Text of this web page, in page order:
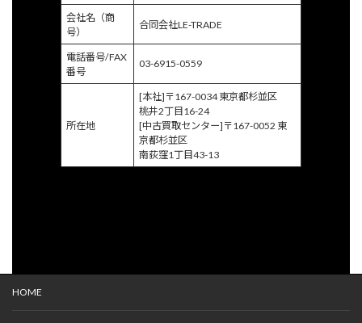
会社名（商
号）
合同会社LE-TRADE
電話番号/FAX
番号
03-6915-0559
所在地
[本社]〒167-0034 東京都杉並区
桃井2丁目16-24
[中古買取センター]〒167-0052 東
京都杉並区
南荻窪1丁目43-13
HOME